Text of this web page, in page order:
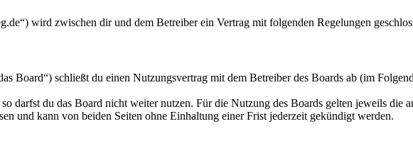
wird zwischen dir und dem Betreiber ein Vertrag mit folgenden Regelungen
Board“) schließt du einen Nutzungsvertrag mit dem Betreiber des Boards ab (im
darfst du das Board nicht weiter nutzen. Für die Nutzung des Boards gelten jeweils die
und kann von beiden Seiten ohne Einhaltung einer Frist jederzeit gekündigt werden.